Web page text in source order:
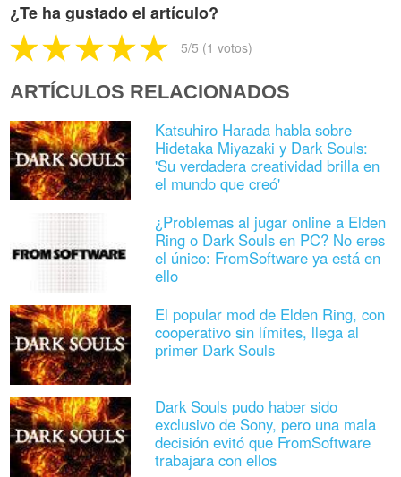
¿Te ha gustado el artículo?
5/5 (1 votos)
ARTÍCULOS RELACIONADOS
Katsuhiro Harada habla sobre
Hidetaka Miyazaki y Dark Souls:
'Su verdadera creatividad brilla en
el mundo que creó'
¿Problemas al jugar online a Elden
Ring o Dark Souls en PC? No eres
el único: FromSoftware ya está en
ello
El popular mod de Elden Ring, con
cooperativo sin límites, llega al
primer Dark Souls
Dark Souls pudo haber sido
exclusivo de Sony, pero una mala
decisión evitó que FromSoftware
trabajara con ellos